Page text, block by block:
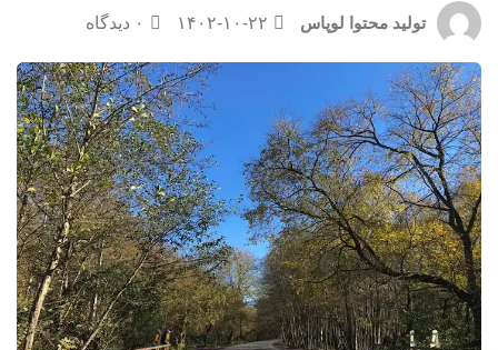
تولید محتوا لوپاس ۱۴۰۲-۱۰-۲۲ ۰ دیدگاه